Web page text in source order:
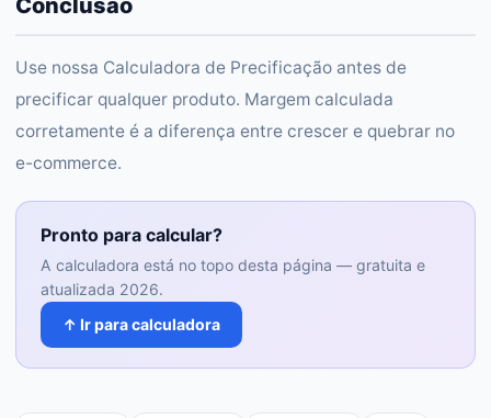
Conclusão
Use nossa Calculadora de Precificação antes de
precificar qualquer produto. Margem calculada
corretamente é a diferença entre crescer e quebrar no
e-commerce.
Pronto para calcular?
A calculadora está no topo desta página — gratuita e
atualizada 2026.
↑ Ir para calculadora